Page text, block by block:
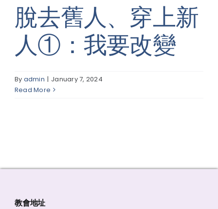
奉獻
線上報名
脫去舊人、穿上新
人①：我要改變
By admin | January 7, 2024
Read More
教會地址